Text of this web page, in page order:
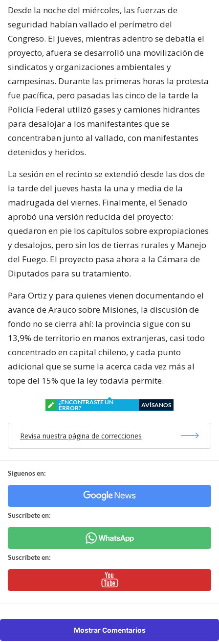
Desde la noche del miércoles, las fuerzas de
seguridad habían vallado el perímetro del
Congreso. El jueves, mientras adentro se debatía el
proyecto, afuera se desarrolló una movilización de
sindicatos y organizaciones ambientales y
campesinas. Durante las primeras horas la protesta
fue pacífica, pero pasadas las cinco de la tarde la
Policía Federal utilizó gases y camiones hidrantes
para desalojar a los manifestantes que se
concentraban junto al vallado, con manifestantes
detenidos y heridos.
La sesión en el recinto se extendió desde las dos de
la tarde del jueves hasta la una y media de la
madrugada del viernes. Finalmente, el Senado
aprobó una versión reducida del proyecto:
quedaron en pie los capítulos sobre expropiaciones
y desalojos, pero sin los de tierras rurales y Manejo
del Fuego. El proyecto pasa ahora a la Cámara de
Diputados para su tratamiento.
Para Ortiz y para quienes vienen documentando el
avance de Arauco sobre Misiones, la discusión de
fondo no se cierra ahí: la provincia sigue con su
13,9% de territorio en manos extranjeras, casi todo
concentrado en capital chileno, y cada punto
adicional que se sume la acerca cada vez más al
tope del 15% que la ley todavía permite.
¿ENCONTRASTE UN
ERROR?
AVÍSANOS
Revisa nuestra página de correcciones
Síguenos en:
Suscríbete en:
Suscríbete en:
Mostrar Comentarios